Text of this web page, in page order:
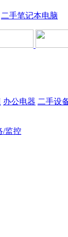
二手笔记本电脑
办公电器 二手设
/监控